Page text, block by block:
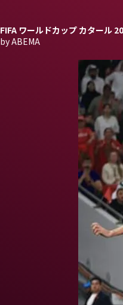
FIFA ワールドカップ カタール
by ABEMA